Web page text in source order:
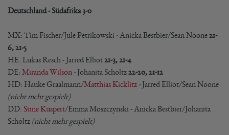
Deutschland - Südafrika 3-0
MX: Tim Fischer/Jule Petrikowski - Anicka Bestbier/Sean Noone21-
6, 21-5
HE: Lukas Resch - Jarred Elliot21-3, 21-4
DE: Miranda Wilson - Johanita Scholtz22-20, 21-12
HD: Hauke Graalmann/Matthias Kicklitz- Jarred Elliot/Sean Noone
(nicht mehr gespielt)
DD: Stine Küspert/Emma Moszczynski - Anicka Bestbier/Johanita
Scholtz (nicht mehr gespielt)